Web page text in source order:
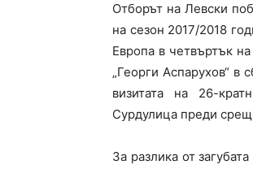
Отборът наЛевски
на сезон 2017/2018
Европа в четвъртък
„Георги Аспарухов“ в
визитата на 26-
Сурдулица преди
За разлика от